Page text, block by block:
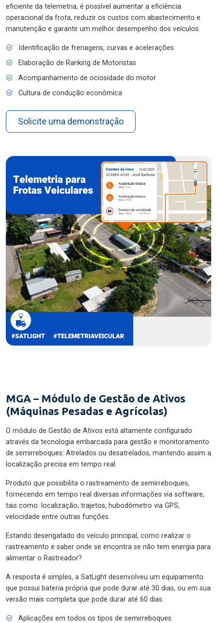
eficiente da telemetria, é possível aumentar a eficiência
operacional da frota, reduzir os custos com abastecimento e
manutenção e garantir um melhor desempenho dos veículos.
Identificação de frenagens, curvas e acelerações
Elaboração de Ranking de Motoristas
Acompanhamento de ociosidade do motor
Cultura de condução econômica
Solicite uma demonstração
MGA – Módulo de Gestão de Ativos
(Máquinas Pesadas e Agrícolas)
O módulo de Gestão de Ativos está altamente configurado
através da tecnologia embarcada para gestão e monitoramento
de semirreboques: Atrelados ou desatrelados, mantendo assim a
localização precisa em tempo real.
Produto que possibilita o rastreamento de semirreboques,
fornecendo em tempo real diversas informações via software,
tais como: localização, trajetos, hubodômetro via GPS,
velocidade entre outras funções.
Estando desengatado do veículo principal, como realizar o
rastreamento e saber onde se encontra se não tem energia para
alimentar o Rastreador?
A resposta é simples, a SatLight desenvolveu um equipamento
que possui bateria própria que pode durar até 30 dias, ou em sua
versão mais completa que pode durar até 60 dias.
Aplicações em todos os tipos de semirreboques